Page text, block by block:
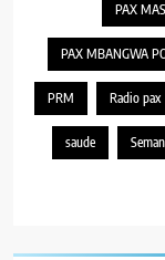
PAX
PAX MBANGWA
PRM Radio pax
saude